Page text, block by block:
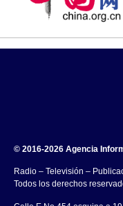
© 2016-2026 Agencia
Radio – Televisión –
Todos los derechos